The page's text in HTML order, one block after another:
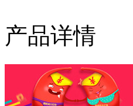
产品详情